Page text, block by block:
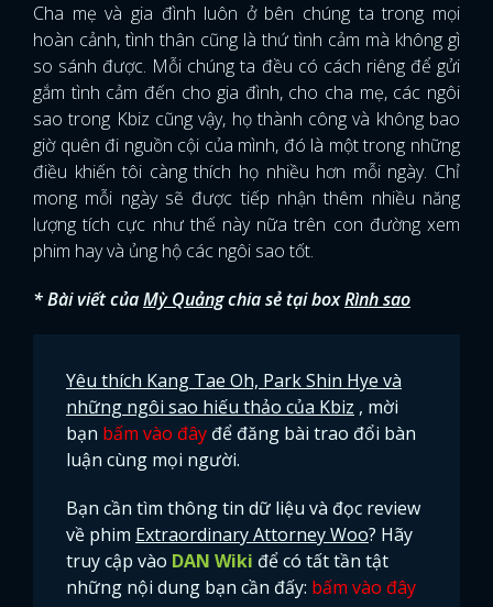
Cha mẹ và gia đình luôn ở bên chúng ta trong mọi
hoàn cảnh, tình thân cũng là thứ tình cảm mà không gì
so sánh được. Mỗi chúng ta đều có cách riêng để gửi
gắm tình cảm đến cho gia đình, cho cha mẹ, các ngôi
sao trong Kbiz cũng vậy, họ thành công và không bao
giờ quên đi nguồn cội của mình, đó là một trong những
điều khiến tôi càng thích họ nhiều hơn mỗi ngày. Chỉ
mong mỗi ngày sẽ được tiếp nhận thêm nhiều năng
lượng tích cực như thế này nữa trên con đường xem
phim hay và ủng hộ các ngôi sao tốt.
* Bài viết củaMỳ Quảngchia sẻ tại boxRình sao
Yêu thích Kang Tae Oh, Park Shin Hye và
những ngôi sao hiếu thảo của Kbiz , mời
bạn bấm vào đây để đăng bài trao đổi bàn
luận cùng mọi người.
Bạn cần tìm thông tin dữ liệu và đọc review
về phim Extraordinary Attorney Woo? Hãy
truy cập vào DAN Wiki để có tất tần tật
những nội dung bạn cần đấy: bấm vào đây